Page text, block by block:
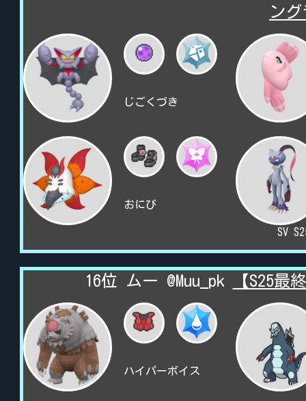
ン
じごくづき
おにび
SV
16位 ムー @Muu_pk 【S25最
ハイパーボイス